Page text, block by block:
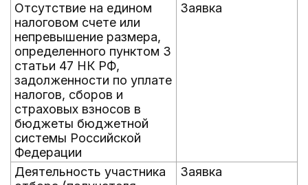
Отсутствие на едином
налоговом счете или
непревышение размера,
определенного пунктом 3
статьи 47 НК РФ,
задолженности по уплате
налогов, сборов и
страховых взносов в
бюджеты бюджетной
системы Российской
Федерации
Заявка
Деятельность участника
Заявка